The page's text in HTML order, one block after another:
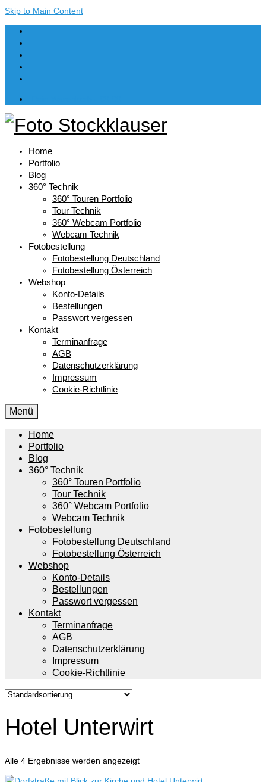
Skip to Main Content
Home
Portfolio
Blog
360° Technik
360° Touren Portfolio
Tour Technik
360° Webcam Portfolio
Webcam Technik
Fotobestellung
Fotobestellung Deutschland
Fotobestellung Österreich
Webshop
Konto-Details
Bestellungen
Passwort vergessen
Kontakt
Terminanfrage
AGB
Datenschutzerklärung
Impressum
Cookie-Richtlinie
Menü
Home
Portfolio
Blog
360° Technik
360° Touren Portfolio
Tour Technik
360° Webcam Portfolio
Webcam Technik
Fotobestellung
Fotobestellung Deutschland
Fotobestellung Österreich
Webshop
Konto-Details
Bestellungen
Passwort vergessen
Kontakt
Terminanfrage
AGB
Datenschutzerklärung
Impressum
Cookie-Richtlinie
Hotel Unterwirt
Alle 4 Ergebnisse werden angezeigt